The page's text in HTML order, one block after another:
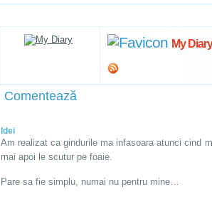
My Diary
Comentează
Idei
Am realizat ca gindurile ma infasoara atunci cind
mai apoi le scutur pe foaie.
Pare sa fie simplu, numai nu pentru mine…